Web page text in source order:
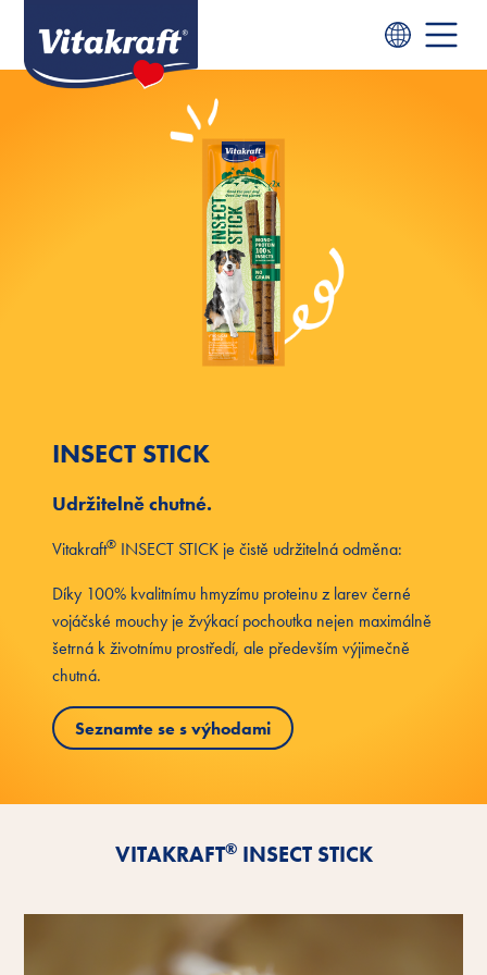
INSECT STICK
Udržitelně chutné.
Vitakraft® INSECT STICK je čistě udržitelná odměna:
Díky 100% kvalitnímu hmyzímu proteinu z larev černé
vojáčské mouchy je žvýkací pochoutka nejen maximálně
šetrná k životnímu prostředí, ale především výjimečně
chutná.
Seznamte se s výhodami
VITAKRAFT®INSECT STICK